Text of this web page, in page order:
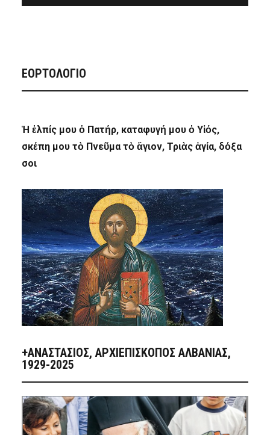
ΕΟΡΤΟΛΟΓΙΟ
Ἡ ἐλπίς μου ὁ Πατήρ, καταφυγή μου ὁ Υἱός,
σκέπη μου τὸ Πνεῦμα τὸ ἅγιον, Τριὰς ἁγία, δόξα
σοι
+ΑΝΑΣΤΆΣΙΟΣ, ΑΡΧΙΕΠΊΣΚΟΠΟΣ ΑΛΒΑΝΊΑΣ,
1929-2025